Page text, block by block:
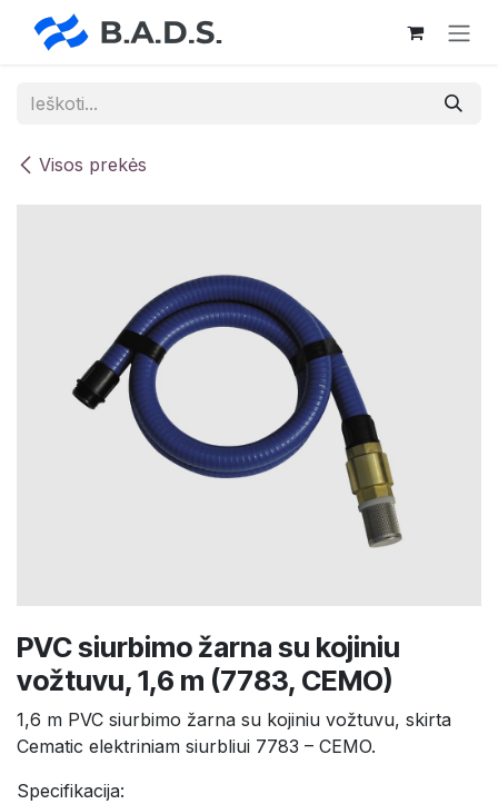
Skip to Content
Visos prekės
PVC siurbimo žarna su kojiniu
vožtuvu, 1,6 m (7783, CEMO)
1,6 m PVC siurbimo žarna su kojiniu vožtuvu, skirta
Cematic elektriniam siurbliui 7783 – CEMO.
Specifikacija: